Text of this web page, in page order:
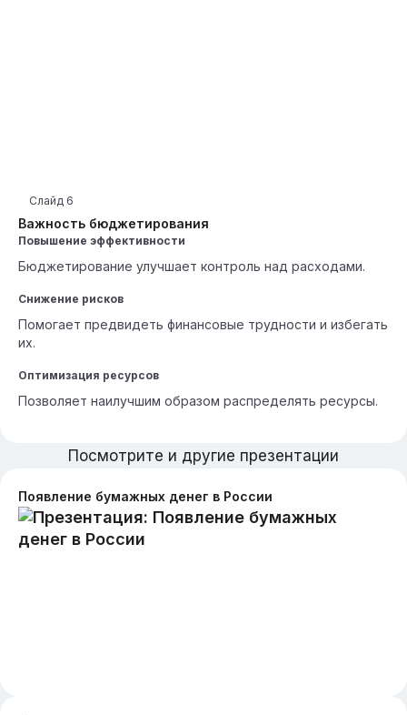
Важность бюджетирования
Слайд 6
Повышение эффективности
Бюджетирование улучшает контроль над расходами.
Снижение рисков
Помогает предвидеть финансовые трудности и избегать
их.
Оптимизация ресурсов
Позволяет наилучшим образом распределять ресурсы.
Посмотрите и другие презентации
Появление бумажных денег в России